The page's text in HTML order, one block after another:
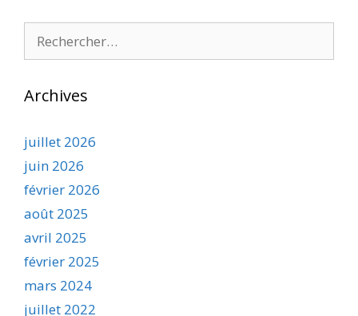
Archives
juillet 2026
juin 2026
février 2026
août 2025
avril 2025
février 2025
mars 2024
juillet 2022